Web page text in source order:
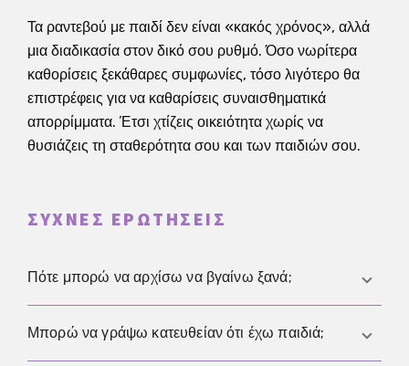
Τα ραντεβού με παιδί δεν είναι «κακός χρόνος», αλλά
μια διαδικασία στον δικό σου ρυθμό. Όσο νωρίτερα
καθορίσεις ξεκάθαρες συμφωνίες, τόσο λιγότερο θα
επιστρέφεις για να καθαρίσεις συναισθηματικά
απορρίμματα. Έτσι χτίζεις οικειότητα χωρίς να
θυσιάζεις τη σταθερότητα σου και των παιδιών σου.
ΣΥΧΝΈΣ ΕΡΩΤΉΣΕΙΣ
Πότε μπορώ να αρχίσω να βγαίνω ξανά;
Όταν δεν προσπαθείς να αποδείξεις κάτι ή να
Μπορώ να γράψω κατευθείαν ότι έχω παιδιά;